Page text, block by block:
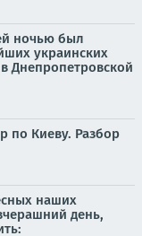
ночью был
украинских
Днепропетровской
по Киеву. Разбор
наших
день,